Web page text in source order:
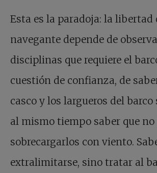
Esta es la paradoja: la libertad
navegante depende de
disciplinas que requiere el
cuestión de confianza, de
casco y los largueros del
al mismo tiempo saber que no
sobrecargarlos con viento.
extralimitarse, sino tratar al